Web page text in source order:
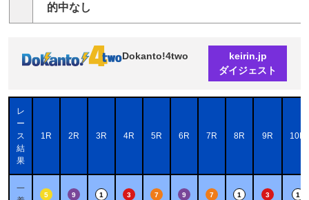
的中なし
Dokanto!4two
keirin.jp
ダイジェスト
レ
ー
ス
結
果
1R 2R 3R 4R 5R 6R 7R 8R 9R 10R
一
5 9 1 3 7 9 7 1 3 1